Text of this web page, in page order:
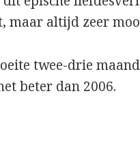
maar altijd zeer
twee-drie
beter dan 2006.